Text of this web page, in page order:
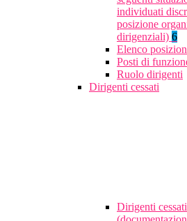
individuati
posizione
dirigenziali) 6
Elenco
Posti di
Ruolo dirigenti
Dirigenti cessati
Dirigenti